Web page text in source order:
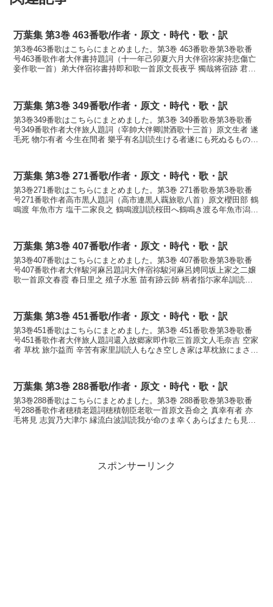
万葉集 第3巻 463番歌/作者・原文・時代・歌・訳
第3巻463番歌はこちらにまとめました。第3巻 463番歌巻第3巻歌番
号463番歌作者大伴書持題詞（十一年己卯夏六月大伴宿祢家持悲傷亡
妾作歌一首）弟大伴宿祢書持即和歌一首原文長夜乎 獨哉将宿跡 君之
万葉集 第3巻 349番歌/作者・原文・時代・歌・訳
第3巻349番歌はこちらにまとめました。第3巻 349番歌巻第3巻歌番
号349番歌作者大伴旅人題詞（宰帥大伴卿讃酒歌十三首）原文生者 遂
毛死 物尓有者 今生在間者 樂乎有名訓読生ける者遂にも死ぬるものに
万葉集 第3巻 271番歌/作者・原文・時代・歌・訳
第3巻271番歌はこちらにまとめました。第3巻 271番歌巻第3巻歌番
号271番歌作者高市黒人題詞（高市連黒人覊旅歌八首）原文櫻田部 鶴
鳴渡 年魚市方 塩干二家良之 鶴鳴渡訓読桜田へ鶴鳴き渡る年魚市潟潮
万葉集 第3巻 407番歌/作者・原文・時代・歌・訳
第3巻407番歌はこちらにまとめました。第3巻 407番歌巻第3巻歌番
号407番歌作者大伴駿河麻呂題詞大伴宿祢駿河麻呂娉同坂上家之二嬢
歌一首原文春霞 春日里之 殖子水葱 苗有跡云師 柄者指尓家牟訓読春
万葉集 第3巻 451番歌/作者・原文・時代・歌・訳
第3巻451番歌はこちらにまとめました。第3巻 451番歌巻第3巻歌番
号451番歌作者大伴旅人題詞還入故郷家即作歌三首原文人毛奈吉 空家
者 草枕 旅尓益而 辛苦有家里訓読人もなき空しき家は草枕旅にまさり
万葉集 第3巻 288番歌/作者・原文・時代・歌・訳
第3巻288番歌はこちらにまとめました。第3巻 288番歌巻第3巻歌番
号288番歌作者穂積老題詞穂積朝臣老歌一首原文吾命之 真幸有者 亦
毛将見 志賀乃大津尓 縁流白波訓読我が命のま幸くあらばまたも見む
スポンサーリンク